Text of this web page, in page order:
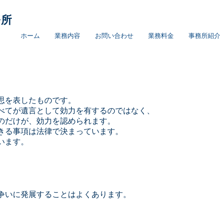
ホーム 業務内容 お問い合わせ 業務料金 事務所紹介
表したものです。
てが遺言として効力を有するのではなく、
けが、効力を認められます。
事項は法律で決まっています。
す。
に発展することはよくあります。